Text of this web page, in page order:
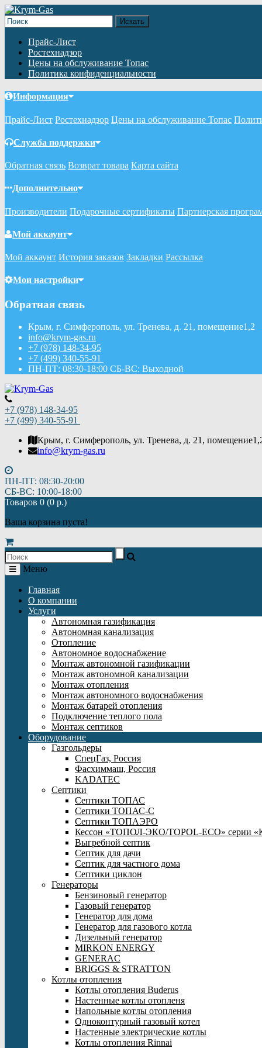
Прайс-Лист
Ростехнадзор
Цены на обслуживание Топас
Политика конфиденциальности
Информация
Прайс-Лист Ростехнадзор Цены на обслуживание Топас
Служба поддержки
Обратная связь Возврат товара Карта сайта
Дополнительно
Производители Подарочные сертификаты Партнерская
Мой аккаунт
Мой аккаунт История заказов Закладки Рассылка
Мои настройки
Обратная связь
Крым, г. Симферополь, ул. Тренева, д. 21, помещение1,2
info@krym-gas.ru
+7 (978) 148-34-95
+7 (499) 340-55-91 ​
ПН-ПТ: 08:30-18:00 СБ-ВС: Выходной
+7 (978) 148-34-95
+7 (499) 340-55-91 ​
Крым, г. Симферополь, ул. Тренева, д. 21,
info@krym-gas.ru
ПН-ПТ: 08:30-20:00
СБ-ВС: 10:00-18:00
Товаров 0 (0 р.)
Ваша корзина пуста!
Меню
Главная
О компании
Услуги
Автономная газификация
Автономная канализация
Отопление
Автономное водоснабжение
Монтаж автономной газификации
Монтаж автономной канализации
Монтаж отопления
Монтаж автономного водоснабжения
Монтаж батарей отопления
Подключение теплого пола
Монтаж септиков
Оборудование
Газгольдеры
СпецГаз, Россия
Фасхиммаш, Россия
KADATEC
Септики
Септики ТОПАС
Септики ТОПАС-С
Септики ТОПАЭРО
Кессон «ТОПОЛ-ЭКО/TOPOL-ECO» серии
Выгребной септик
Септик для дачи
Септик для частного дома
Септики циклон
Генераторы
Бензиновый генератор
Газовый генератор
Генератор для дома
Генератор для газового котла
Дизельный генератор
MIRKON ENERGY
GENERAC
BRIGGS & STRATTON
Котлы отопления
Котлы отопления Buderus
Настенные котлы отопленя
Напольные котлы отопления
Одноконтурный газовый котел
Настенные электрические котлы
Котлы отопления Rinnai